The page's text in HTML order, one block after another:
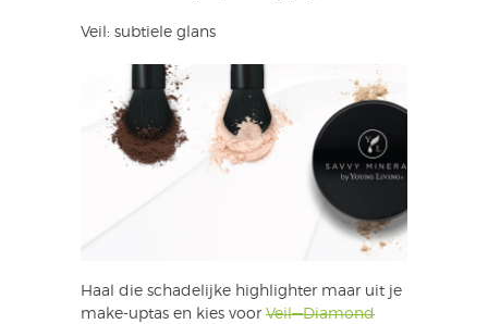
Veil: subtiele glans
Haal die schadelijke highlighter maar uit je
make-uptas en kies voor Veil—Diamond